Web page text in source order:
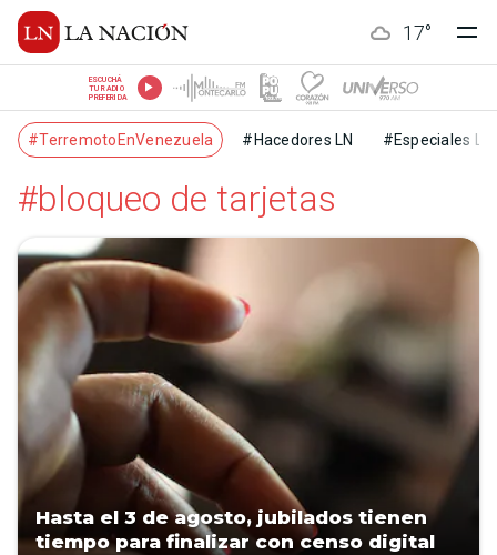
17°
ESCUCHÁ
TU RADIO
PREFERIDA
#TerremotoEnVenezuela #Hacedores LN #Especiales LN
#bloqueo de tarjetas
Hasta el 3 de agosto, jubilados tienen
tiempo para finalizar con censo digital